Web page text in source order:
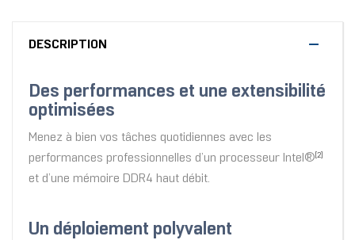
DESCRIPTION
Des performances et une extensibilité
optimisées
Menez à bien vos tâches quotidiennes avec les
performances professionnelles d’un processeur Intel® [2]
et d’une mémoire DDR4 haut débit.
Un déploiement polyvalent